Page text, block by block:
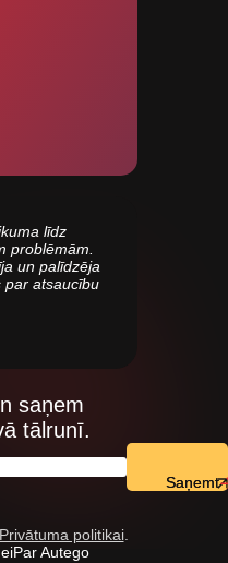
līdz
problēmām.
un palīdzēja
par atsaucību
saņem
tālrunī.
Privātuma politikai.
Par Autego